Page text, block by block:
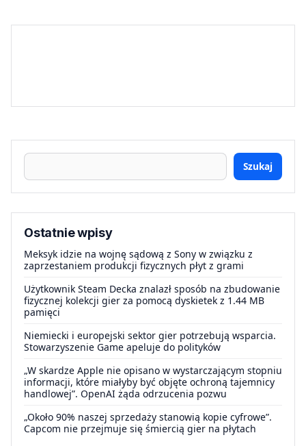
Szukaj
Ostatnie wpisy
Meksyk idzie na wojnę sądową z Sony w związku z
zaprzestaniem produkcji fizycznych płyt z grami
Użytkownik Steam Decka znalazł sposób na zbudowanie
fizycznej kolekcji gier za pomocą dyskietek z 1.44 MB
pamięci
Niemiecki i europejski sektor gier potrzebują wsparcia.
Stowarzyszenie Game apeluje do polityków
„W skardze Apple nie opisano w wystarczającym stopniu
informacji, które miałyby być objęte ochroną tajemnicy
handlowej”. OpenAI żąda odrzucenia pozwu
„Około 90% naszej sprzedaży stanowią kopie cyfrowe”.
Capcom nie przejmuje się śmiercią gier na płytach